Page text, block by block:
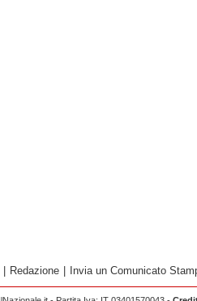
Redazione Invia un Comunicato